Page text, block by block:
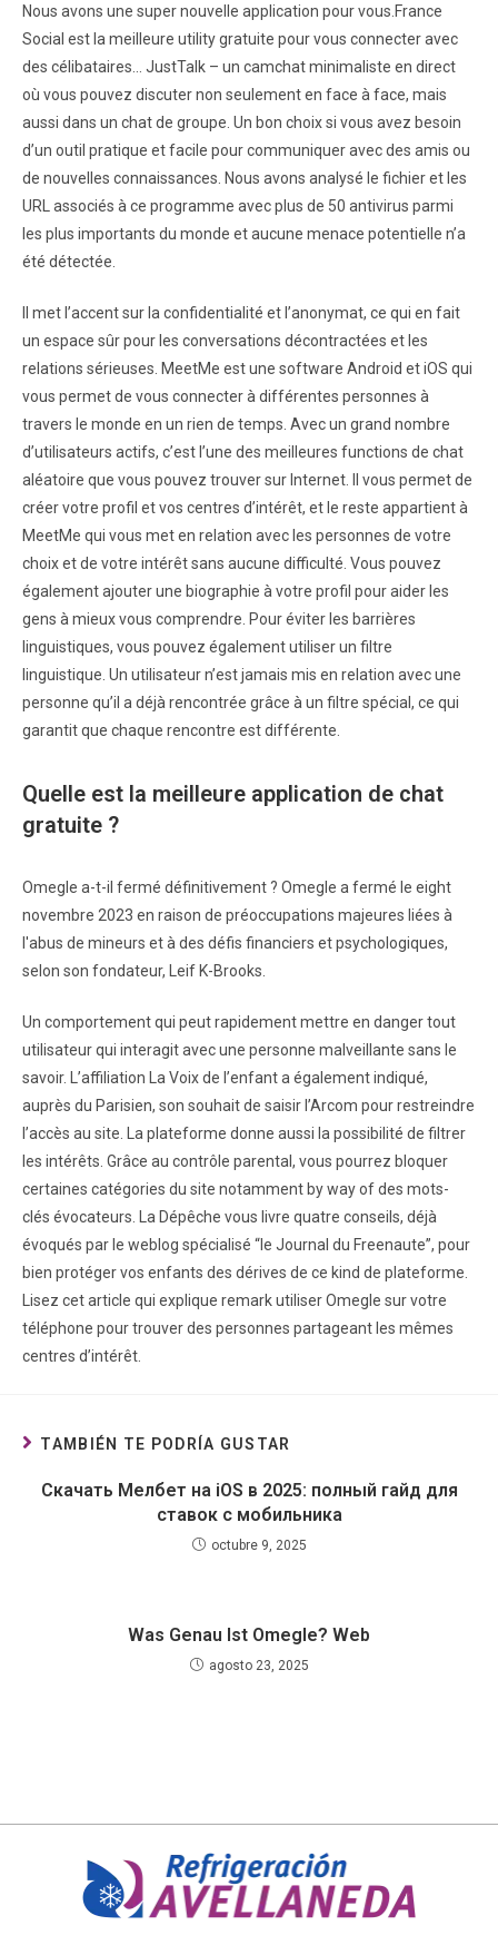
Nous avons une super nouvelle application pour vous.France
Social est la meilleure utility gratuite pour vous connecter avec
des célibataires… JustTalk – un camchat minimaliste en direct
où vous pouvez discuter non seulement en face à face, mais
aussi dans un chat de groupe. Un bon choix si vous avez besoin
d’un outil pratique et facile pour communiquer avec des amis ou
de nouvelles connaissances. Nous avons analysé le fichier et les
URL associés à ce programme avec plus de 50 antivirus parmi
les plus importants du monde et aucune menace potentielle n’a
été détectée.
Il met l’accent sur la confidentialité et l’anonymat, ce qui en fait
un espace sûr pour les conversations décontractées et les
relations sérieuses. MeetMe est une software Android et iOS qui
vous permet de vous connecter à différentes personnes à
travers le monde en un rien de temps. Avec un grand nombre
d’utilisateurs actifs, c’est l’une des meilleures functions de chat
aléatoire que vous pouvez trouver sur Internet. Il vous permet de
créer votre profil et vos centres d’intérêt, et le reste appartient à
MeetMe qui vous met en relation avec les personnes de votre
choix et de votre intérêt sans aucune difficulté. Vous pouvez
également ajouter une biographie à votre profil pour aider les
gens à mieux vous comprendre. Pour éviter les barrières
linguistiques, vous pouvez également utiliser un filtre
linguistique. Un utilisateur n’est jamais mis en relation avec une
personne qu’il a déjà rencontrée grâce à un filtre spécial, ce qui
garantit que chaque rencontre est différente.
Quelle est la meilleure application de chat
gratuite ?
Omegle a-t-il fermé définitivement ? Omegle a fermé le eight
novembre 2023 en raison de préoccupations majeures liées à
l'abus de mineurs et à des défis financiers et psychologiques,
selon son fondateur, Leif K-Brooks.
Un comportement qui peut rapidement mettre en danger tout
utilisateur qui interagit avec une personne malveillante sans le
savoir. L’affiliation La Voix de l’enfant a également indiqué,
auprès du Parisien, son souhait de saisir l’Arcom pour restreindre
l’accès au site. La plateforme donne aussi la possibilité de filtrer
les intérêts. Grâce au contrôle parental, vous pourrez bloquer
certaines catégories du site notamment by way of des mots-
clés évocateurs. La Dépêche vous livre quatre conseils, déjà
évoqués par le weblog spécialisé “le Journal du Freenaute”, pour
bien protéger vos enfants des dérives de ce kind de plateforme.
Lisez cet article qui explique remark utiliser Omegle sur votre
téléphone pour trouver des personnes partageant les mêmes
centres d’intérêt.
TAMBIÉN TE PODRÍA GUSTAR
Скачать Мелбет на iOS в 2025: полный гайд для
ставок с мобильника
octubre 9, 2025
Was Genau Ist Omegle? Web
agosto 23, 2025